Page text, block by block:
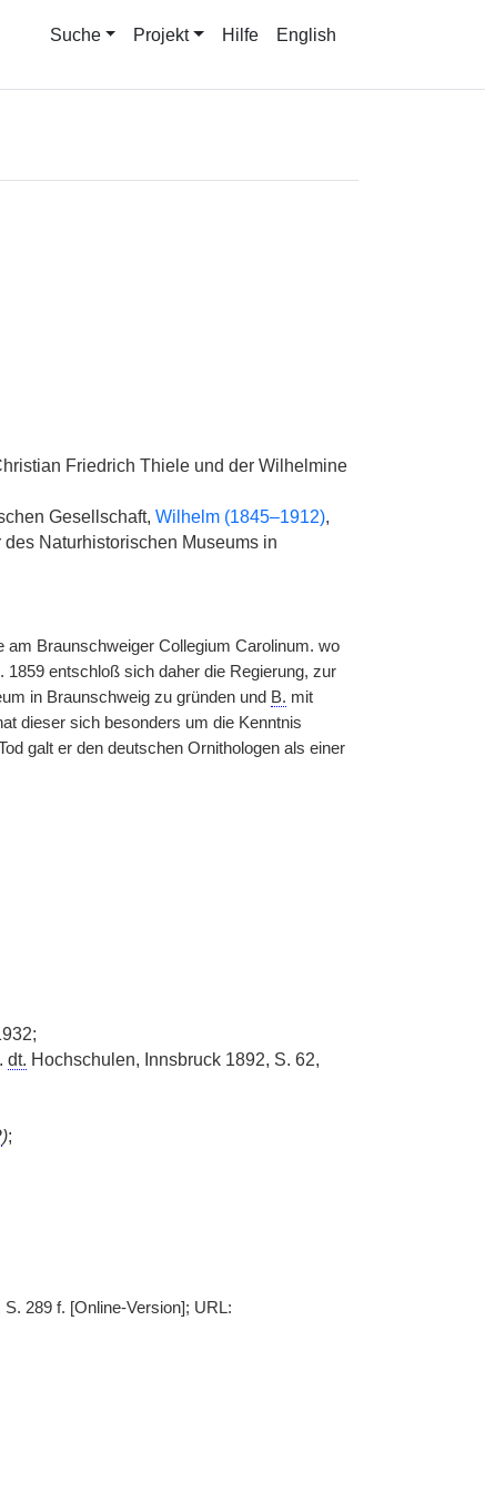
Suche Projekt Hilfe English
Friedrich Thiele und der Wilhelmine
Gesellschaft, Wilhelm (1845–1912),
Naturhistorischen Museums in
Braunschweiger Collegium Carolinum. wo
entschloß sich daher die Regierung, zur
in Braunschweig zu gründen und B. mit
dieser sich besonders um die Kenntnis
galt er den deutschen Ornithologen als einer
dt. Hochschulen, Innsbruck 1892, S. 62,
);
289 f. [Online-Version]; URL: